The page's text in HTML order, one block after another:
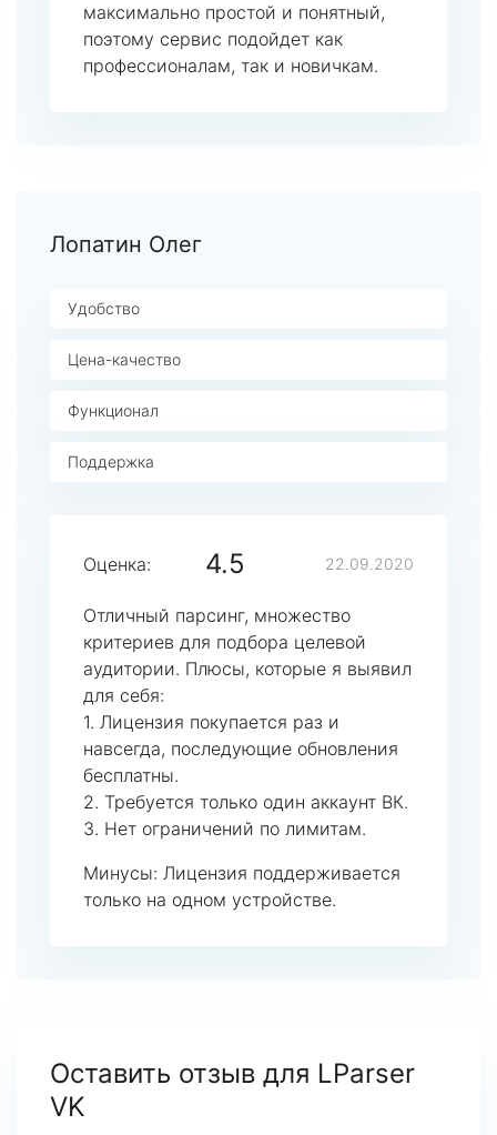
максимально простой и понятный,
поэтому сервис подойдет как
профессионалам, так и новичкам.
Лопатин Олег
Удобство
Цена-качество
Функционал
Поддержка
Оценка: 4.5 22.09.2020
Отличный парсинг, множество
критериев для подбора целевой
аудитории. Плюсы, которые я выявил
для себя:
1. Лицензия покупается раз и
навсегда, последующие обновления
бесплатны.
2. Требуется только один аккаунт ВК.
3. Нет ограничений по лимитам.
Минусы: Лицензия поддерживается
только на одном устройстве.
Оставить отзыв для LParser
VK